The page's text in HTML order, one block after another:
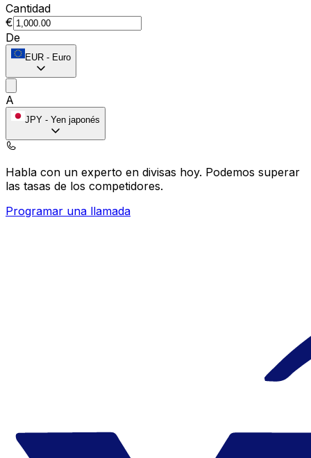
Cantidad
€
De
EUR - Euro
A
JPY - Yen japonés
Habla con un experto en divisas hoy. Podemos superar
las tasas de los competidores.
Programar una llamada